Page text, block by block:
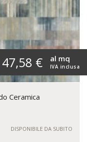
47,58 € IVA inclusa
al mq
Ceramica
DISPONIBILE DA SUBITO